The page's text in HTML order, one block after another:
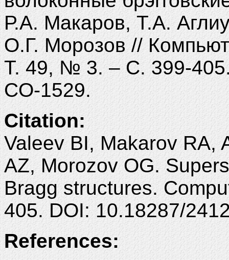
Р.А. Макаров, Т.А.
О.Г. Морозов //
Т. 49, № 3. – С. 399-
CO-1529.
Citation:
Valeev BI, Makarov RA,
AZ, Morozov OG.
Bragg structures.
405. DOI: 10.18287/
References: